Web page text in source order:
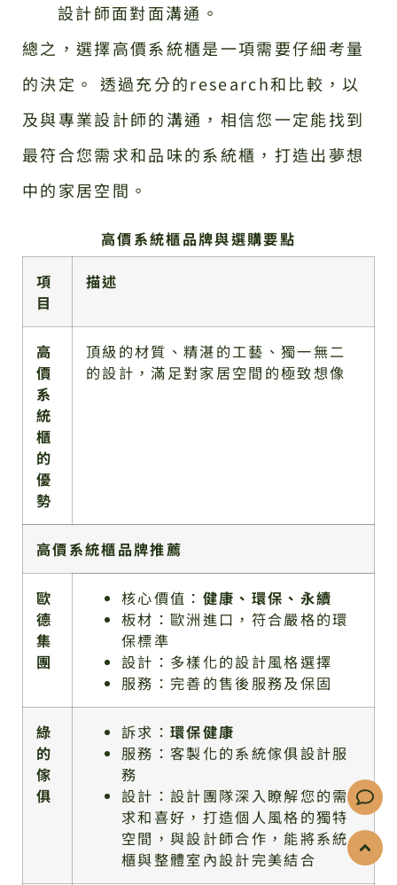
設計師面對面溝通。
總之，選擇高價系統櫃是一項需要仔細考量
的決定。 透過充分的research和比較，以
及與專業設計師的溝通，相信您一定能找到
最符合您需求和品味的系統櫃，打造出夢想
中的家居空間。
高價系統櫃品牌與選購要點
項
目
描述
高
價
系
統
櫃
的
優
勢
頂級的材質、精湛的工藝、獨一無二
的設計，滿足對家居空間的極致想像
高價系統櫃品牌推薦
歐
德
集
團
核心價值： 健康、環保、永續
板材：歐洲進口，符合嚴格的環
保標準
設計：多樣化的設計風格選擇
服務：完善的售後服務及保固
綠
的
傢
俱
訴求：環保健康
服務：客製化的系統傢俱設計服
務
設計：設計團隊深入瞭解您的需
求和喜好，打造個人風格的獨特
空間，與設計師合作，能將系統
櫃與整體室內設計完美結合